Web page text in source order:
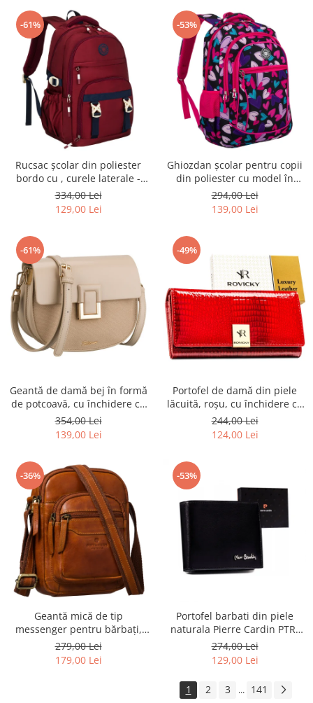
-61%
Rucsac școlar din poliester
bordo cu , curele laterale -
Peterson PTR-PTN 8594-1402
BORDO
334,00 Lei
129,00 Lei
-53%
Ghiozdan școlar pentru copii
din poliester cu model în
formă de inimă - Peterson
PTR-PTN BIEDRONKA G54
294,00 Lei
139,00 Lei
-61%
Geantă de damă bej în formă
de potcoavă, cu închidere cu
clip magnetic - Peterson PTR-
PTN PIWONIA BEIGE
354,00 Lei
139,00 Lei
-49%
Portofel de damă din piele
lăcuită, roșu, cu închidere cu
capsă - Rovicky PTR-RH-22-1-
RS RED
244,00 Lei
124,00 Lei
-36%
Geantă mică de tip
messenger pentru bărbați,
geantă de umăr, geantă de
oraș maro din piele naturală -
Peterson
279,00 Lei
179,00 Lei
-53%
Portofel barbati din piele
naturala Pierre Cardin PTR-
8806 TILAK51
274,00 Lei
129,00 Lei
1 2 3 ... 141